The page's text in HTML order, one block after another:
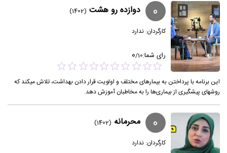
0 دوازده رو هشت (1402)
کارگردان:ندارد
رای شما: 0/10
این برنامه با پرداختن به بیمارهای مختلف و اولویت قرار دادن بهداشت، تلاش میکند که
روشهای پیشگیری از بیماری‌ها را به مخاطبان آموزش دهد.
0 محرمانه (1402)
کارگردان:ندارد